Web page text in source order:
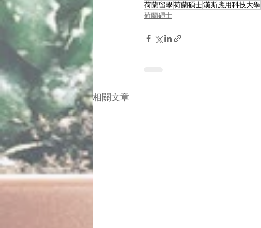
荷蘭留學荷蘭碩士漢斯應用科技大學
荷蘭碩士
相關文章